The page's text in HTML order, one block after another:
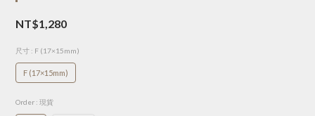
NT$1,280
尺寸 : F (17×15mm)
F (17×15mm)
Order : 現貨